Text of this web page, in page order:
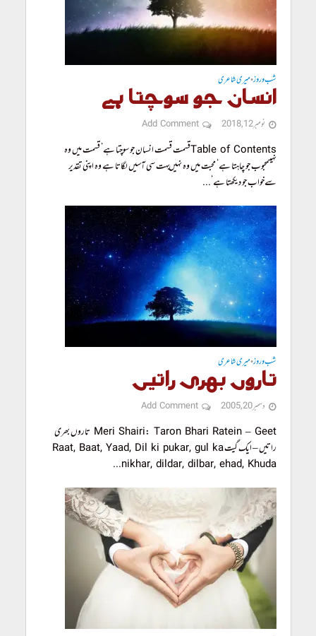
شب و روز•میری شاعری
انسان جو سوچتا ہے
نومبر 12, 2018 Add Comment
Table of Contentsقسمت قسمت انسان جو سوچتا ہے‘ قسمت میں وہ
نہیںمحبوب جو چاہتا ہے‘ محبت میں وہ نہیں بہت سی آسیں لگاتا ہے وہ اپنی تقدیر
سےخواب جو دیکھتا ہے‘...
شب و روز•میری شاعری
تاروں بھری راتیں
دسمبر 20, 2005 Add Comment
Meri Shairi: Taron Bhari Ratein – Geet تاروں بھری
راتیں – ایک گیت Raat, Baat, Yaad, Dil ki pukar, gul ka
nikhar, dildar, dilbar, ehad, Khuda...